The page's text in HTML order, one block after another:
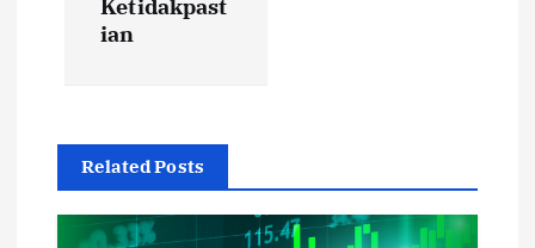
Ketidakpast
ian
Related Posts